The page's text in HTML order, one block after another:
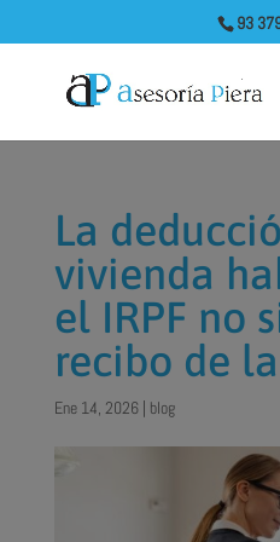
93
La
vivienda
el IRPF no
recibo de
Ene 14, 2026| blog